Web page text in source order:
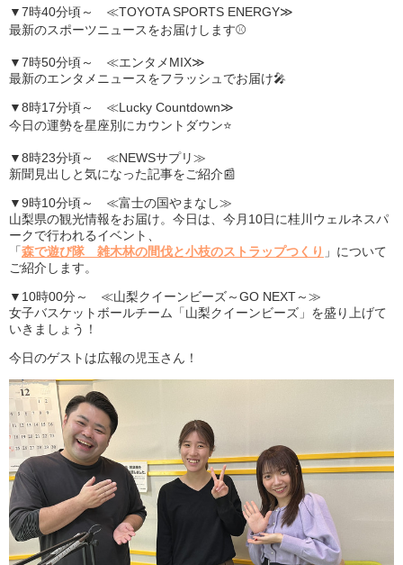
▼7時40分頃～ ≪TOYOTA SPORTS ENERGY≫
最新のスポーツニュースをお届けします⚾
▼7時50分頃～ ≪エンタメMIX≫
最新のエンタメニュースをフラッシュでお届け🎤
▼8時17分頃～ ≪Lucky Countdown≫
今日の運勢を星座別にカウントダウン⭐
▼8時23分頃～ ≪NEWSサプリ≫
新聞見出しと気になった記事をご紹介📰
▼9時10分頃～ ≪富士の国やまなし≫
山梨県の観光情報をお届け。今日は、今月10日に桂川ウェルネスパ
ークで行われるイベント、
「森で遊び隊 雑木林の間伐と小枝のストラップつくり 」について
ご紹介します。
▼10時00分～ ≪山梨クイーンビーズ～GO NEXT～≫
女子バスケットボールチーム「山梨クイーンビーズ」を盛り上げて
いきましょう！
今日のゲストは広報の児玉さん！